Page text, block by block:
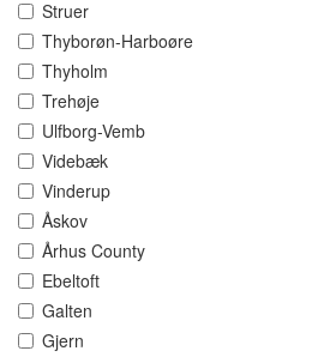
Struer
Thyborøn-Harboøre
Thyholm
Trehøje
Ulfborg-Vemb
Videbæk
Vinderup
Åskov
Århus County
Ebeltoft
Galten
Gjern